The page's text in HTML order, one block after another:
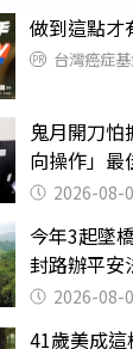
做到這點才
台灣癌症
鬼月開刀
向操作」最
2026-08-
今年3起墜
封路辦平
魂伸冤
2026-08-
41歲美成